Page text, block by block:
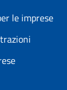
le imprese